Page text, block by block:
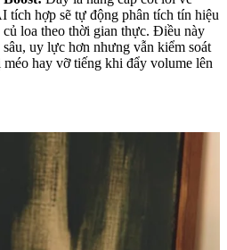
tích hợp sẽ tự động phân tích tín hiệu
củ loa theo thời gian thực. Điều này
uy lực hơn nhưng vẫn kiểm soát
hay vỡ tiếng khi đẩy volume lên